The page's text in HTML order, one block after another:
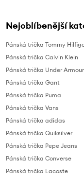
Nejoblíbenější
Pánská trička Tommy
Pánská trička Calvin Klein
Pánská trička Under Armour
Pánská trička Gant
Pánská trička Puma
Pánská trička Vans
Pánská trička adidas
Pánská trička Quiksilver
Pánská trička Pepe Jeans
Pánská trička Converse
Pánská trička Lacoste